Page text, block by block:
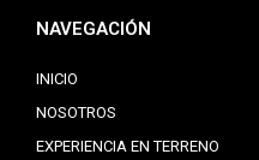
NAVEGACIÓN
INICIO
NOSOTROS
EXPERIENCIA EN TERRENO